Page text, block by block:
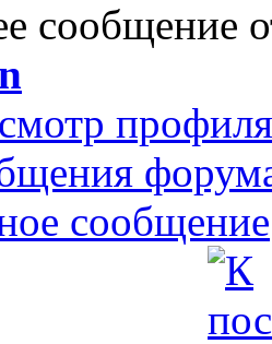
сообщение
профиля
сообщение